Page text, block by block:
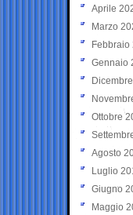
Aprile
Marzo
Febbraio
Gennaio
Ottobre
Agosto
Luglio
Giugno
Maggio